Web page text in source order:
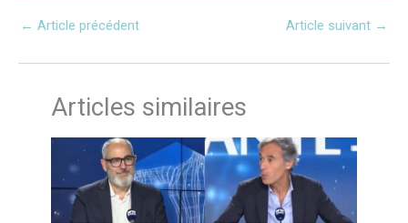
← Article précédent Article suivant →
Articles similaires